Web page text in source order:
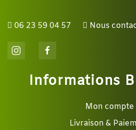
06 23 59 04 57 Nous
Informations
Mon compte
Livraison &